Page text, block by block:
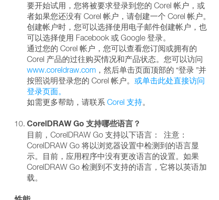
要开始试用，您将被要求登录到您的 Corel 帐户，或
者如果您还没有 Corel 帐户，请创建一个 Corel 帐户。
创建帐户时，您可以选择使用电子邮件创建帐户，也
可以选择使用 Facebook 或 Google 登录。
通过您的 Corel 帐户，您可以查看您订阅或拥有的
Corel 产品的过往购买情况和产品状态。您可以访问
www.coreldraw.com ，然后单击页面顶部的 “登录 ”并
按照说明登录您的 Corel 帐户。 或单击此处直接访问
登录页面。
如需更多帮助，请联系 Corel 支持。
CorelDRAW Go 支持哪些语言？
目前，CorelDRAW Go 支持以下语言： 注意：
CorelDRAW Go 将以浏览器设置中检测到的语言显
示。目前，应用程序中没有更改语言的设置。如果
CorelDRAW Go 检测到不支持的语言，它将以英语加
载。